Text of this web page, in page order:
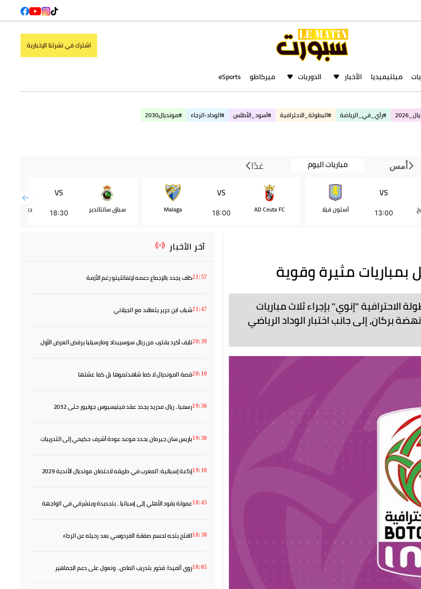
اشترك في نشرتنا الإخبارية
ميلتيميديا الأخبار الدوريات ميركاطو eSports
#رأي_في_الرياضة #البطولة_الاحترافية #أسود_الأطلس #الوداد-الرجاء #مونديال2030
أمس مباريات اليوم غدًا
VS
13:00 أستون فيلا AD Ceuta FC
VS
18:00
Malaga سباق سانتاندير
VS
18:30 ديبورتيفو
منافسات الجولة الـ22 من البطولة الاحترافية "إنوي" بإجراء ثلاث مباريات
بركان، إلى جانب اختبار الوداد الرياضي
آخر الأخبار
21:57كاف يجدد بالإجماع دعمه لإنفانتينو رغم الأزمة
21:47شباب ابن جرير يتعاقد مع الجيلاني
20:39نايف أكرد يقترب من ريال سوسييداد ومارسيليا يرفض العرض الأول
20:10قصة المونديال لا كما شاهدتموها بل كما عشتها
19:36رسميا.. ريال مدريد يجدد عقد فينيسيوس جونيور حتى 2032
19:30باريس سان جيرمان يحدد موعد عودة أشرف حكيمي إلى التدريبات
19:10إذاعة إسبانية: المغرب في طريقه لاحتضان مونديال الأندية 2029
18:45عموتة يقود الأهلي إلى إسبانيا.. بنجديدة وبنشرقي في الواجهة
18:30الفتح يتجه لحسم صفقة الفردوسي بعد رحيله عن الرجاء
18:05روي ألميدا: فخور بتدريب الماص.. ونعول على دعم الجماهير